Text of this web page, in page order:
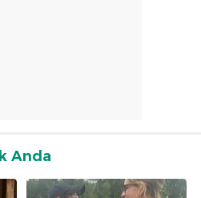
Anda